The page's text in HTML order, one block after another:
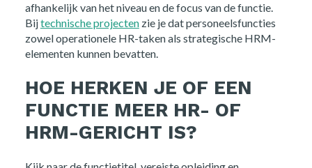
afhankelijk van het niveau en de focus van de functie.
Bijtechnische projectenzie je dat personeelsfuncties
zowel operationele HR-taken als strategische HRM-
elementen kunnen bevatten.
HOE HERKEN JE OF EEN
FUNCTIE MEER HR- OF
HRM-GERICHT IS?